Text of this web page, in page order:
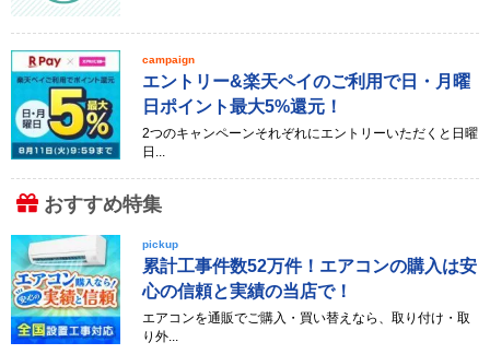
campaign
エントリー&楽天ペイのご利用で日・月曜
日ポイント最大5%還元！
2つのキャンペーンそれぞれにエントリーいただくと日曜
日...
おすすめ特集
pickup
累計工事件数52万件！エアコンの購入は安
心の信頼と実績の当店で！
エアコンを通販でご購入・買い替えなら、取り付け・取
り外...